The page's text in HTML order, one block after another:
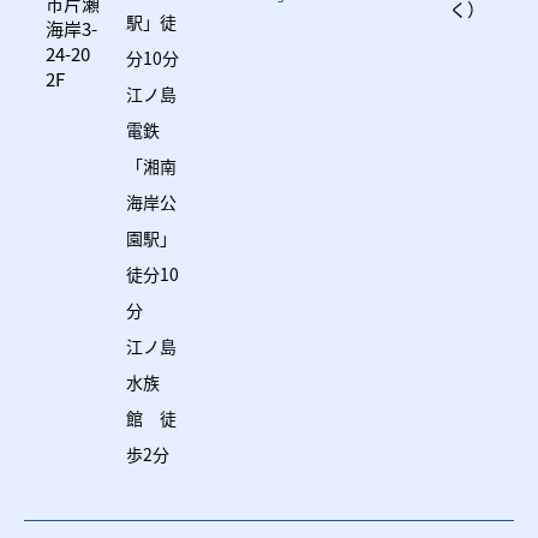
海岸3-
24-20
2F
駅」徒
分10分
江ノ島
電鉄
「湘南
海岸公
園駅」
徒分10
分
江ノ島
水族
館 徒
歩2分
く）